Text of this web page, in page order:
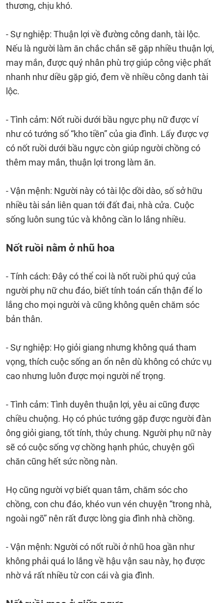
thương, chịu khó.
- Sự nghiệp: Thuận lợi về đường công danh, tài lộc.
Nếu là người làm ăn chắc chắn sẽ gặp nhiều thuận lợi,
may mắn, được quý nhân phù trợ giúp công việc phất
nhanh như diều gặp gió, đem về nhiều công danh tài
lộc.
- Tình cảm: Nốt ruồi dưới bầu ngực phụ nữ được ví
như có tướng số “kho tiền” của gia đình. Lấy được vợ
có nốt ruồi dưới bầu ngực còn giúp người chồng có
thêm may mắn, thuận lợi trong làm ăn.
- Vận mệnh: Người này có tài lộc dồi dào, số sở hữu
nhiều tài sản liên quan tới đất đai, nhà cửa. Cuộc
sống luôn sung túc và không cần lo lắng nhiều.
Nốt ruồi nằm ở nhũ hoa
- Tính cách: Đây có thể coi là nốt ruồi phú quý của
người phụ nữ chu đáo, biết tính toán cẩn thận để lo
lắng cho mọi người và cũng không quên chăm sóc
bản thân.
- Sự nghiệp: Họ giỏi giang nhưng không quá tham
vọng, thích cuộc sống an ổn nên dù không có chức vụ
cao nhưng luôn được mọi người nể trọng.
- Tình cảm: Tình duyên thuận lợi, yêu ai cũng được
chiều chuộng. Họ có phúc tướng gặp được người đàn
ông giỏi giang, tốt tính, thủy chung. Người phụ nữ này
sẽ có cuộc sống vợ chồng hạnh phúc, chuyện gối
chăn cũng hết sức nồng nàn.
Họ cũng người vợ biết quan tâm, chăm sóc cho
chồng, con chu đáo, khéo vun vén chuyện “trong nhà,
ngoài ngõ” nên rất được lòng gia đình nhà chồng.
- Vận mệnh: Người có nốt ruồi ở nhũ hoa gần như
không phải quá lo lắng về hậu vận sau này, họ được
nhờ vả rất nhiều từ con cái và gia đình.